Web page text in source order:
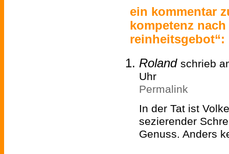
ein kommentar
kompetenz
reinheitsgebot“:
Roland schrieb
Uhr
Permalink
In der Tat ist
sezierender
Genuss. Anders